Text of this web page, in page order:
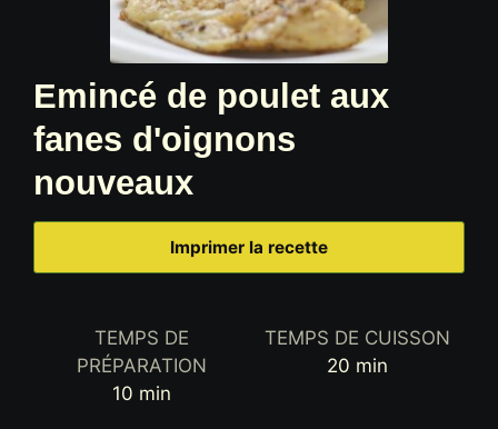
Emincé de poulet aux
fanes d'oignons
nouveaux
Imprimer la recette
TEMPS DE
PRÉPARATION
10minutes
min
TEMPS DE CUISSON
20minutes
min